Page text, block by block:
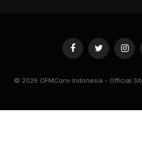
FacebookTwitter
© 2026 OFMConv Indonesia - Official